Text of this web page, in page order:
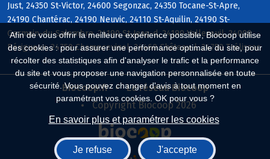
Afin de vous offrir la meilleure expérience possible, Biocoop utilise
des cookies : pour assurer une performance optimale du site, pour
récolter des statistiques afin d'analyser le trafic et la performance
du site et vous proposer une navigation personnalisée en toute
sécurité. Vous pouvez changer d'avis à tout moment en
paramétrant vos cookies. OK pour vous ?
En savoir plus et paramétrer les cookies
Je refuse J'accepte
Just, 24350 St-Victor, 24600 Segonzac, 24350 Tocane-St-Apre,
24190 Chantérac, 24190 Neuvic, 24110 St-Aquilin, 24190 St-
Germain-du-Salembre, 24190 St-Jean-d, 24190 Vallereuil, 24000
Périgueux, 24750 Champcevinel, 24460 Château-l, 24750 Trélissac
Biocoop.fr
Le réseau Biocoop
Copyright Biocoop 2026